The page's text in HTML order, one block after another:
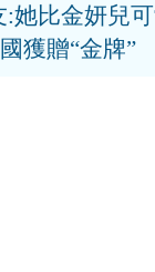
她比金妍兒
獲贈“金牌”